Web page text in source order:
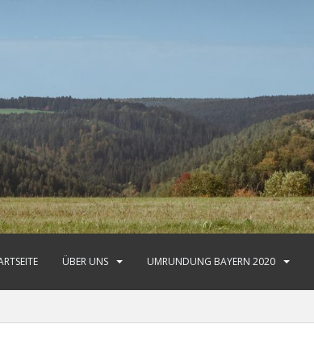
ÜBER UNS UMRUNDUNG BAYERN 2020